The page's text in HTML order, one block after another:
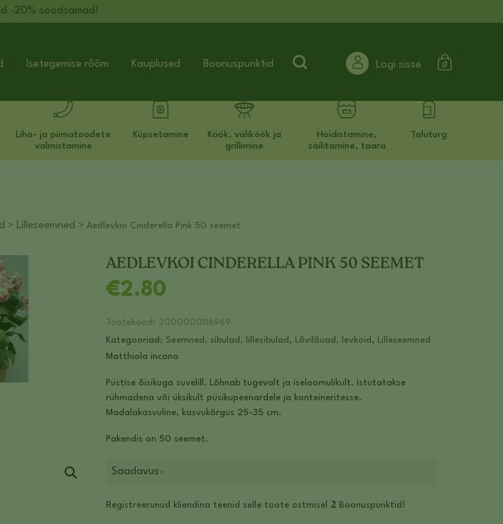
-20% soodsamad!
Isetegemise rõõm Kauplused Boonuspunktid
Search for:
Logi sisse
Liha- ja piimatoodete
valmistamine
Küpsetamine
Köök, väliköök ja
grillimine
Hoidistamine,
säilitamine, taara
Taluturg
> Lilleseemned > Aedlevkoi Cinderella Pink 50 seemet
AEDLEVKOI CINDERELLA PINK 50 SEEMET
€2.80
Tootekood: 2000000116969
Kategooriad: Seemned, sibulad, lillesibulad , Lõvilõuad, levkoid , Lilleseemned
Matthiola incana
Püstise õisikuga suvelill. Lõhnab tugevalt ja iseloomulikult. Istutatakse
rühmadena või üksikult püsikupeenardele ja konteineritesse.
Madalakasvuline, kasvukõrgus 25-35 cm.
Pakendis on 50 seemet.
Saadavus
Registreerunud kliendina teenid selle toote ostmisel 2 Boonuspunktid!